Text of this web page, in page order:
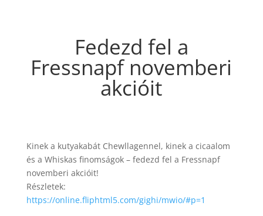
Fedezd fel a
Fressnapf novemberi
akcióit
Kinek a kutyakabát Chewllagennel, kinek a cicaalom
és a Whiskas finomságok – fedezd fel a Fressnapf
novemberi akcióit!
Részletek:
https://online.fliphtml5.com/gighi/mwio/#p=1